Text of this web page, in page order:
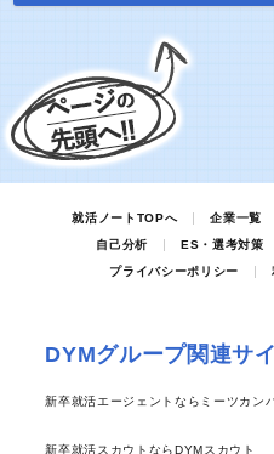
就活ノートTOPへ 企業一覧
自己分析
ES・選考対策
プライバシーポリシー
DYMグループ関連サ
新卒就活エージェントならミーツカン
新卒就活スカウトならDYMスカウト